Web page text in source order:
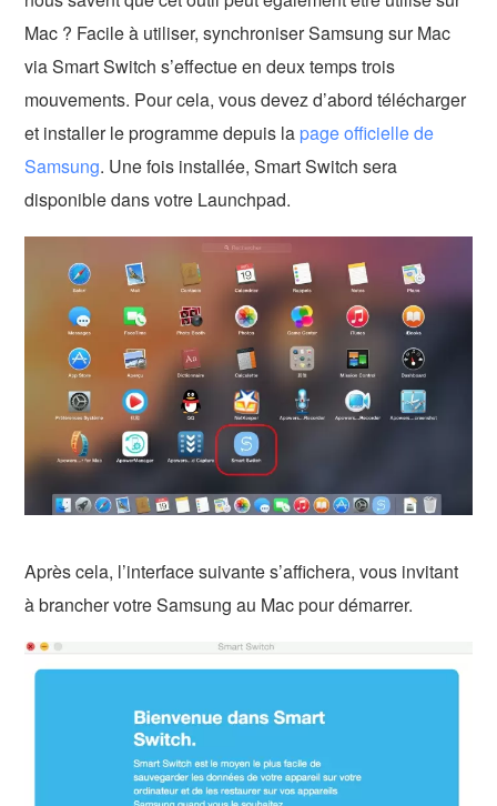
Mac ? Facile à utiliser, synchroniser Samsung sur Mac
via Smart Switch s’effectue en deux temps trois
mouvements. Pour cela, vous devez d’abord télécharger
et installer le programme depuis la page officielle de
Samsung. Une fois installée, Smart Switch sera
disponible dans votre Launchpad.
Après cela, l’interface suivante s’affichera, vous invitant
à brancher votre Samsung au Mac pour démarrer.